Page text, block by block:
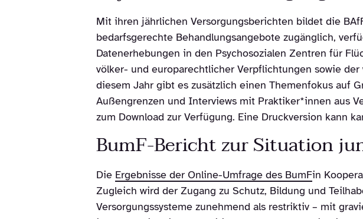
Mit ihren jährlichen Versorgungsberichten bildet die
bedarfsgerechte Behandlungsangebote zugänglich,
Datenerhebungen in den Psychosozialen Zentren für
völker- und europarechtlicher Verpflichtungen sowie
diesem Jahr gibt es zusätzlich einen Themenfokus auf
Außengrenzen und Interviews mit Praktiker*innen aus
zum Download zur Verfügung. Eine Druckversion kann
BumF-Bericht zur Situation
Die Ergebnisse der Online-Umfrage des BumFin
Zugleich wird der Zugang zu Schutz, Bildung und
Versorgungssysteme zunehmend als restriktiv – mit